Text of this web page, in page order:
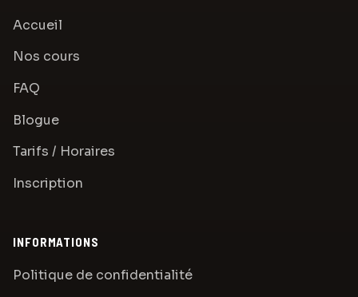
Accueil
Nos cours
FAQ
Blogue
Tarifs / Horaires
Inscription
INFORMATIONS
Politique de confidentialité